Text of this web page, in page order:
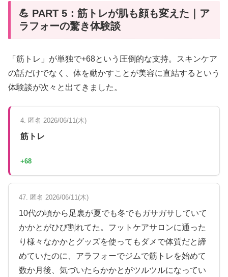
💪 PART 5：筋トレが肌も顔も変えた｜ア
ラフォーの驚き体験談
「筋トレ」が単独で+68という圧倒的な支持。スキンケア
の話だけでなく、体を動かすことが美容に直結するという
体験談が次々と出てきました。
4. 匿名 2026/06/11(木)
筋トレ
+68
47. 匿名 2026/06/11(木)
10代の頃から足裏が夏でも冬でもガサガサしていて
かかとがひび割れてた。フットケアサロンに通った
り様々なかかとグッズを使ってもダメで体質だと諦
めていたのに、アラフォーでジムで筋トレを始めて
数か月後、気づいたらかかとがツルツルになってい